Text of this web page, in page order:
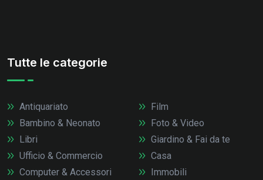
Tutte le categorie
Antiquariato
Bambino & Neonato
Libri
Ufficio & Commercio
Computer & Accessori
Film
Foto & Video
Giardino & Fai da te
Casa
Immobili